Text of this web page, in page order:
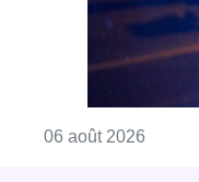
06 août 2026